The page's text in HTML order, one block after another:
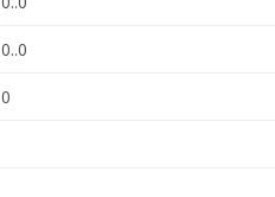
0..0
0